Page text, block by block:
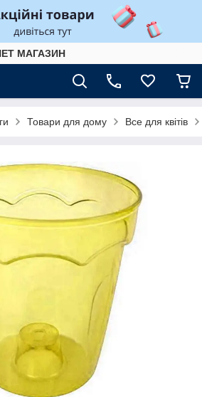
МАГАЗИН
Товари для дому Все для квітів